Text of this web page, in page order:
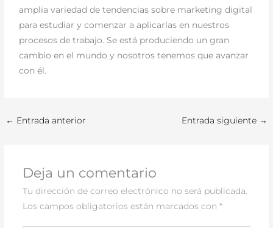
amplia variedad de tendencias sobre marketing digital
para estudiar y comenzar a aplicarlas en nuestros
procesos de trabajo. Se está produciendo un gran
cambio en el mundo y nosotros tenemos que avanzar
con él.
← Entrada anterior Entrada siguiente →
Deja un comentario
Tu dirección de correo electrónico no será publicada.
Los campos obligatorios están marcados con *